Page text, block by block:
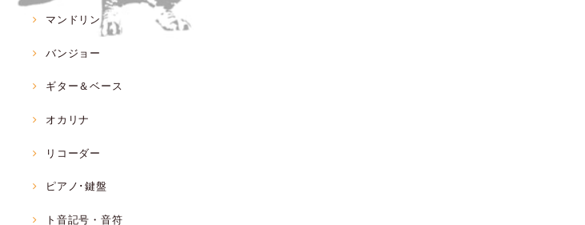
マンドリン
バンジョー
ギター＆ベース
オカリナ
リコーダー
ピアノ･鍵盤
ト音記号・音符